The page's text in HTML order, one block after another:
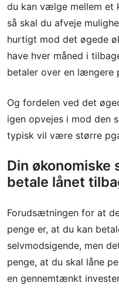
du kan vælge mellem et
så skal du afveje
hurtigt mod det øgede
have hver måned i
betaler over en længere
Og fordelen ved det
igen opvejes i mod den
typisk vil være større
Din økonomiske
betale lånet
Forudsætningen for at
penge er, at du kan
selvmodsigende, men
penge, at du skal låne
en gennemtænkt